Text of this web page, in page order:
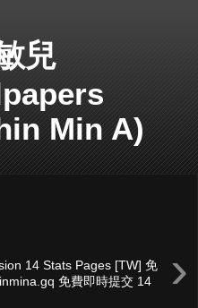
兒
Min A)
›
14 Stats Pages [TW] 免
免費即時提交 14